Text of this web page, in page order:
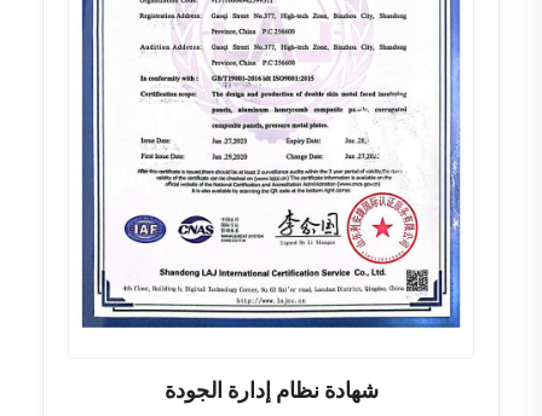
شهادة نظام إدارة الجودة